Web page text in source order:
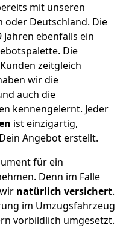
mit unseren
oder Deutschland. Die
Jahren ebenfalls ein
Die
zeitgleich
wir die
auch die
kennengelernt. Jeder
ist einzigartig,
Angebot erstellt.
für ein
Denn im Falle
natürlich versichert.
im Umzugsfahrzeug
vorbildlich umgesetzt.